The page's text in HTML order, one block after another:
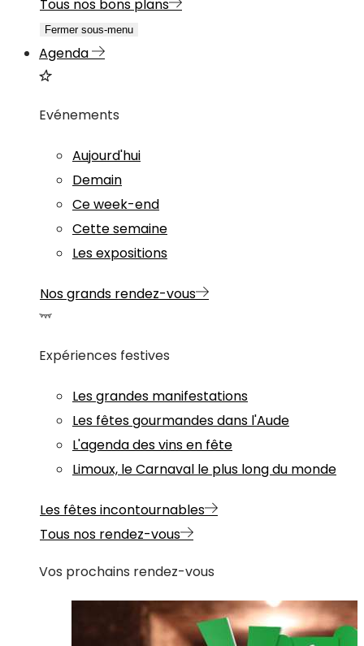
Tous nos bons plans
Fermer sous-menu
Agenda
Evénements
Aujourd'hui
Demain
Ce week-end
Cette semaine
Les expositions
Nos grands rendez-vous
Expériences festives
Les grandes manifestations
Les fêtes gourmandes dans l'Aude
L'agenda des vins en fête
Limoux, le Carnaval le plus long du monde
Les fêtes incontournables
Tous nos rendez-vous
Vos prochains rendez-vous